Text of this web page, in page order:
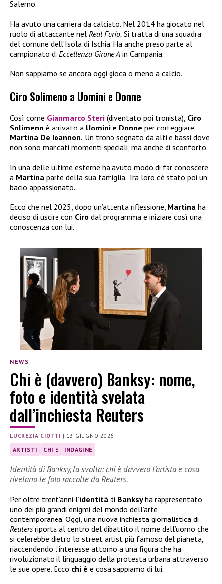
Salerno.
Ha avuto una carriera da calciato. Nel 2014 ha giocato nel
ruolo di attaccante nel Real Forio. Si tratta di una squadra
del comune dell’Isola di Ischia. Ha anche preso parte al
campionato di Eccellenza Girone A in Campania.
Non sappiamo se ancora oggi gioca o meno a calcio.
Ciro Solimeno a Uomini e Donne
Così come Gianmarco Steri (diventato poi tronista), Ciro
Solimeno è arrivato a Uomini e Donne per corteggiare
Martina De Ioannon. Un trono segnato da alti e bassi dove
non sono mancati momenti speciali, ma anche di sconforto.
In una delle ultime esterne ha avuto modo di far conoscere
a Martina parte della sua famiglia. Tra loro c’è stato poi un
bacio appassionato.
Ecco che nel 2025, dopo un’attenta riflessione, Martina ha
deciso di uscire con Ciro dal programma e iniziare così una
conoscenza con lui.
NEWS
Chi è (davvero) Banksy: nome,
foto e identità svelata
dall’inchiesta Reuters
LUCREZIA CIOTTI | 13 GIUGNO 2026
ARTISTI CHI È INDAGINE
Identità di Banksy, la svolta: chi è davvero l’artista e cosa
rivelano le foto raccolte da Reuters.
Per oltre trent’anni l’identità di Banksyha rappresentato
uno dei più grandi enigmi del mondo dell’arte
contemporanea. Oggi, una nuova inchiesta giornalistica di
Reutersriporta al centro del dibattito il nome dell’uomo che
si celerebbe dietro lo street artist più famoso del pianeta,
riaccendendo l’interesse attorno a una figura che ha
rivoluzionato il linguaggio della protesta urbana attraverso
le sue opere. Ecco chi è e cosa sappiamo di lui.